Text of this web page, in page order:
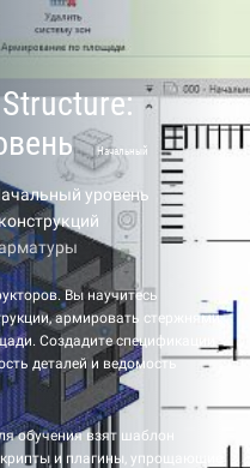
Начальный
уровень
Вы научитесь
армировать стержнями,
Создадите спецификации
деталей и ведомость
обучения взят шаблон
и плагины, упрощающие